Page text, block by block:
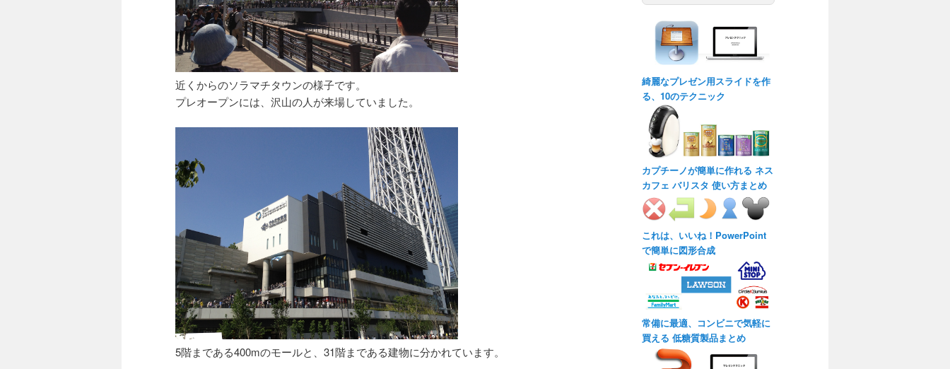
近くからのソラマチタウンの様子です。
プレオープンには、沢山の人が来場していました。
5階まである400mのモールと、31階まである建物に分かれています。
綺麗なプレゼン用スライドを作
る、10のテクニック
カプチーノが簡単に作れる ネス
カフェ バリスタ 使い方まとめ
これは、いいね！PowerPoint
で簡単に図形合成
常備に最適、コンビニで気軽に
買える 低糖質製品まとめ